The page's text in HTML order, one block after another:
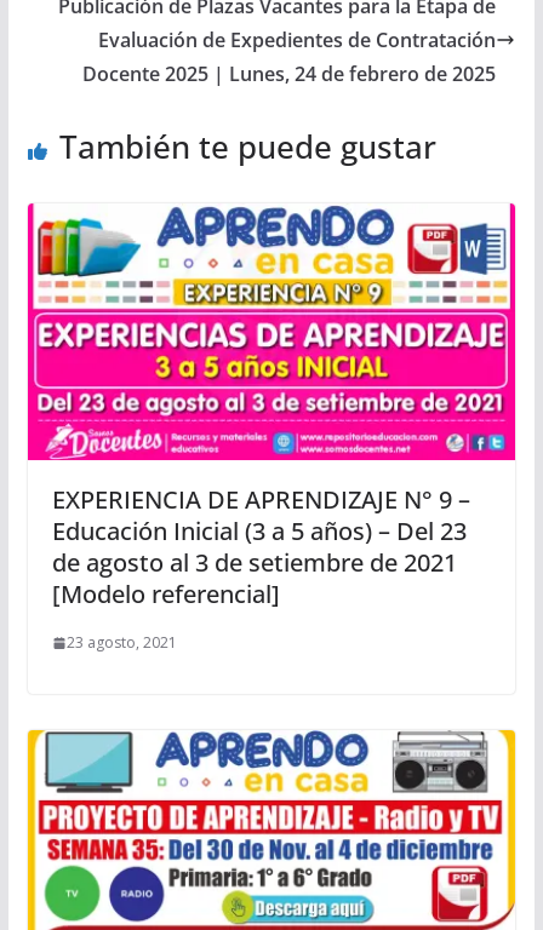
Publicación de Plazas Vacantes para la Etapa de
Evaluación de Expedientes de Contratación
Docente 2025 | Lunes, 24 de febrero de 2025
También te puede gustar
EXPERIENCIA DE APRENDIZAJE N° 9 –
Educación Inicial (3 a 5 años) – Del 23
de agosto al 3 de setiembre de 2021
[Modelo referencial]
23 agosto, 2021